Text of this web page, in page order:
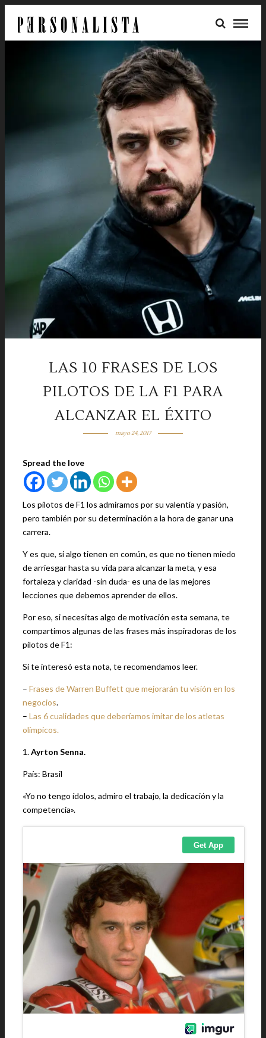
LAS 10 FRASES DE LOS
PILOTOS DE LA F1 PARA
ALCANZAR EL ÉXITO
mayo 24, 2017
Spread the love
Los pilotos de F1 los admiramos por su valentía y pasión,
pero también por su determinación a la hora de ganar una
carrera.
Y es que, si algo tienen en común, es que no tienen miedo
de arriesgar hasta su vida para alcanzar la meta, y esa
fortaleza y claridad -sin duda- es una de las mejores
lecciones que debemos aprender de ellos.
Por eso, si necesitas algo de motivación esta semana, te
compartimos algunas de las frases más inspiradoras de los
pilotos de F1:
Si te interesó esta nota, te recomendamos leer.
– Frases de Warren Buffett que mejorarán tu visión en los
negocios.
– Las 6 cualidades que deberíamos imitar de los atletas
olímpicos.
1.Ayrton Senna.
País: Brasil
«Yo no tengo ídolos, admiro el trabajo, la dedicación y la
competencia».